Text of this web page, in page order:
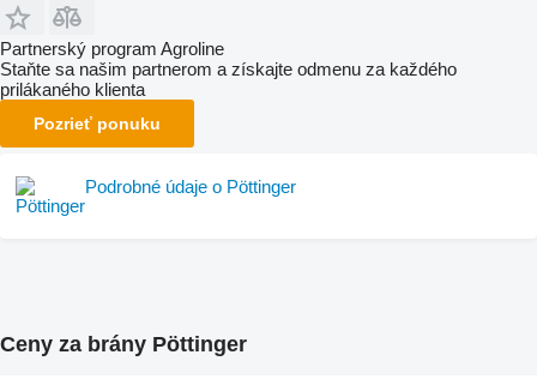
Partnerský program Agroline
Staňte sa našim partnerom a získajte odmenu za každého
prilákaného klienta
Pozrieť ponuku
Podrobné údaje o Pöttinger
Ceny za brány Pöttinger